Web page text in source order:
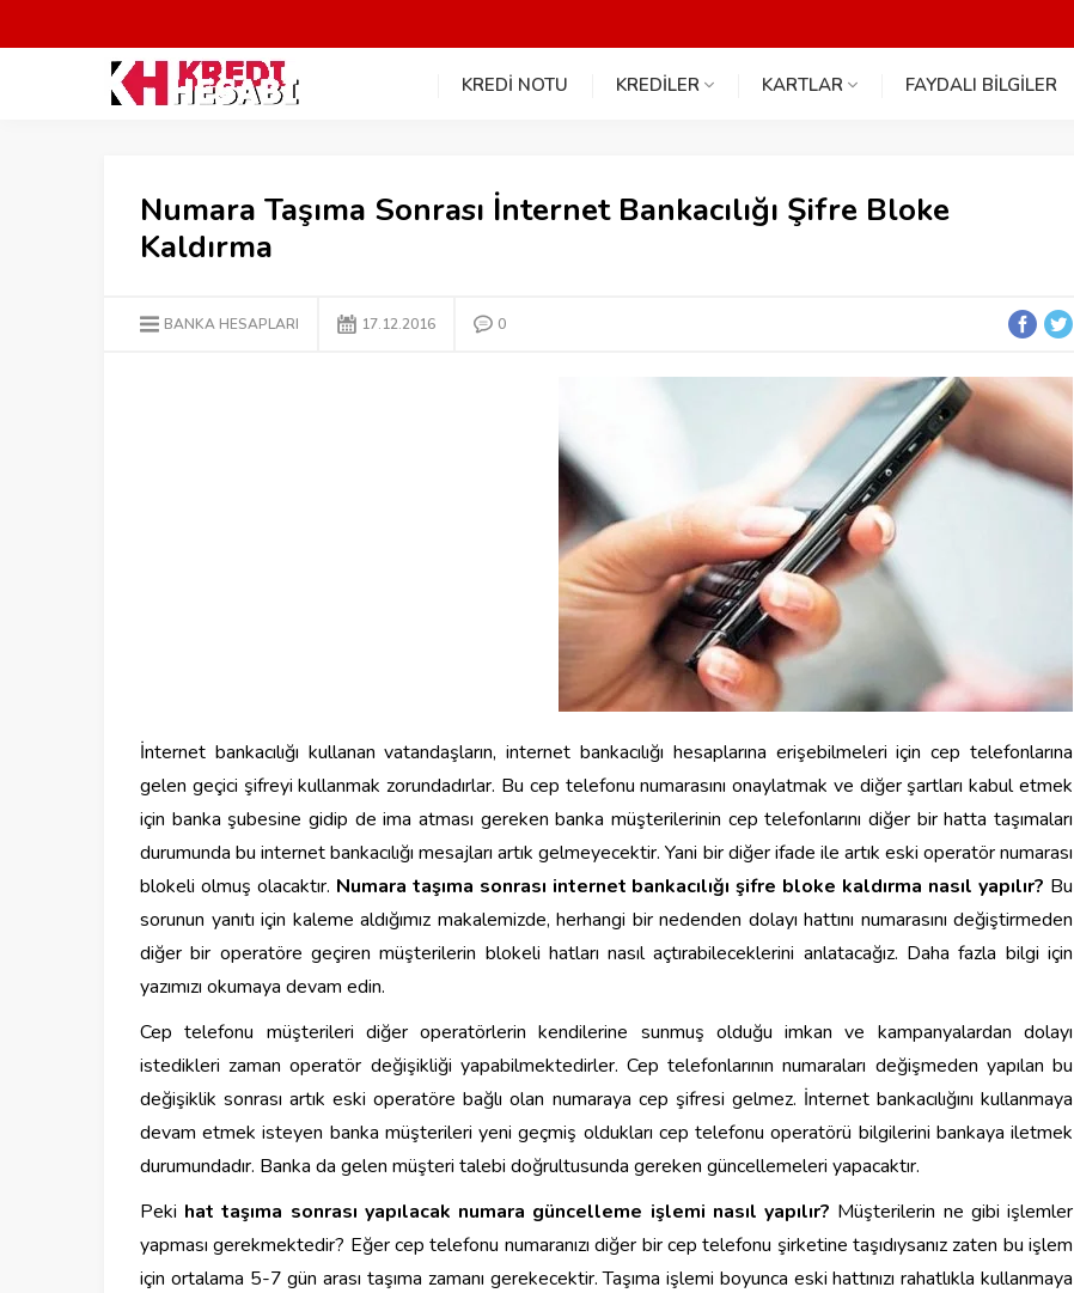
KREDİ NOTU KREDİLER KARTLAR FAYDALI BİLGİLER
Numara Taşıma Sonrası İnternet Bankacılığı Şifre Bloke
Kaldırma
BANKA HESAPLARI 17.12.2016 0
İnternet bankacılığı kullanan vatandaşların, internet bankacılığı hesaplarına erişebilmeleri için cep telefonlarına
gelen geçici şifreyi kullanmak zorundadırlar. Bu cep telefonu numarasını onaylatmak ve diğer şartları kabul etmek
için banka şubesine gidip de ima atması gereken banka müşterilerinin cep telefonlarını diğer bir hatta taşımaları
durumunda bu internet bankacılığı mesajları artık gelmeyecektir. Yani bir diğer ifade ile artık eski operatör numarası
blokeli olmuş olacaktır. Numara taşıma sonrası internet bankacılığı şifre bloke kaldırma nasıl yapılır? Bu
sorunun yanıtı için kaleme aldığımız makalemizde, herhangi bir nedenden dolayı hattını numarasını değiştirmeden
diğer bir operatöre geçiren müşterilerin blokeli hatları nasıl açtırabileceklerini anlatacağız. Daha fazla bilgi için
yazımızı okumaya devam edin.
Cep telefonu müşterileri diğer operatörlerin kendilerine sunmuş olduğu imkan ve kampanyalardan dolayı
istedikleri zaman operatör değişikliği yapabilmektedirler. Cep telefonlarının numaraları değişmeden yapılan bu
değişiklik sonrası artık eski operatöre bağlı olan numaraya cep şifresi gelmez. İnternet bankacılığını kullanmaya
devam etmek isteyen banka müşterileri yeni geçmiş oldukları cep telefonu operatörü bilgilerini bankaya iletmek
durumundadır. Banka da gelen müşteri talebi doğrultusunda gereken güncellemeleri yapacaktır.
Peki hat taşıma sonrası yapılacak numara güncelleme işlemi nasıl yapılır? Müşterilerin ne gibi işlemler
yapması gerekmektedir? Eğer cep telefonu numaranızı diğer bir cep telefonu şirketine taşıdıysanız zaten bu işlem
için ortalama 5-7 gün arası taşıma zamanı gerekecektir. Taşıma işlemi boyunca eski hattınızı rahatlıkla kullanmaya